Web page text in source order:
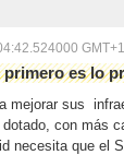
GMT+1
es lo
mejorar sus
con más
necesita que el